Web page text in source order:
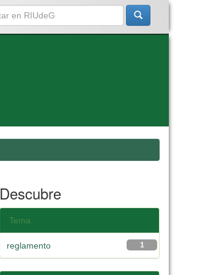
Descubre
Tema
1
reglamento